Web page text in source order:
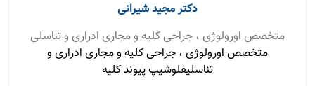
دکتر مجید شیرانی
متخصص اورولوژی ، جراحی کلیه و مجاری ادراری و تناسلی
متخصص اورولوژی ، جراحی کلیه و مجاری ادراری و
تناسلیفلوشیپ پیوند کلیه